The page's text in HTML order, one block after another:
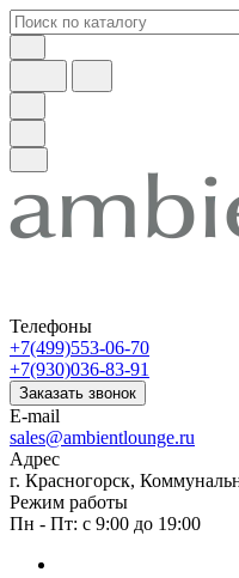
Телефоны
+7(499)553-06-70
+7(930)036-83-91
Заказать звонок
E-mail
sales@ambientlounge.ru
Адрес
г. Красногорск,
Режим работы
Пн - Пт: с 9:00 до 19:00